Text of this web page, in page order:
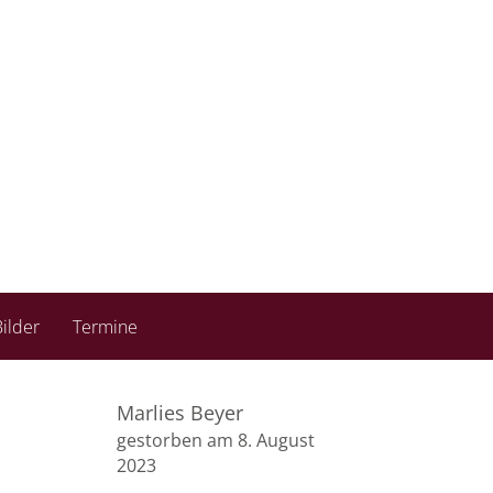
Termine
Marlies Beyer
gestorben am 8. August
2023